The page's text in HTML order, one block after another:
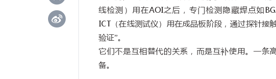
线检测）用在AOI之后，专门检测隐藏焊点如
ICT （在线测试仪）用在成品板阶段，通过探针
验证”。
它们不是互相替代的关系，而是互补使用。一条
备。